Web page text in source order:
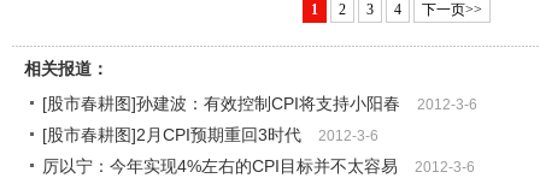
1 2 3 4 下一页>>
相关报道：
[股市春耕图]孙建波：有效控制CPI将支持小阳春
2012-3-6
[股市春耕图]2月CPI预期重回3时代 2012-3-6
厉以宁：今年实现4%左右的CPI目标并不太容易 2012-3-6